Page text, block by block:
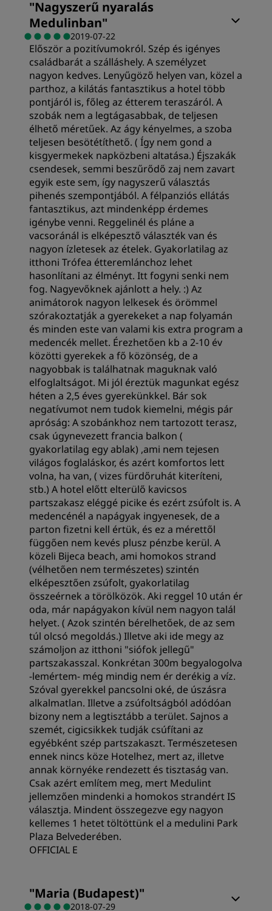
"Nagyszerű nyaralás
Medulinban"
2019-07-22
Először a pozitívumokról. Szép és igényes
családbarát a szálláshely. A személyzet
nagyon kedves. Lenyűgöző helyen van, közel a
parthoz, a kilátás fantasztikus a hotel több
pontjáról is, főleg az étterem teraszáról. A
szobák nem a legtágasabbak, de teljesen
élhető méretűek. Az ágy kényelmes, a szoba
teljesen besötétíthető. ( Így nem gond a
kisgyermekek napközbeni altatása.) Éjszakák
csendesek, semmi beszűrődő zaj nem zavart
egyik este sem, így nagyszerű választás
pihenés szempontjából. A félpanziós ellátás
fantasztikus, azt mindenképp érdemes
igénybe venni. Reggelinél és pláne a
vacsoránál is elképesztő választék van és
nagyon ízletesek az ételek. Gyakorlatilag az
itthoni Trófea étteremlánchoz lehet
hasonlítani az élményt. Itt fogyni senki nem
fog. Nagyevőknek ajánlott a hely. :) Az
animátorok nagyon lelkesek és örömmel
szórakoztatják a gyerekeket a nap folyamán
és minden este van valami kis extra program a
medencék mellet. Érezhetően kb a 2-10 év
közötti gyerekek a fő közönség, de a
nagyobbak is találhatnak maguknak való
elfoglaltságot. Mi jól éreztük magunkat egész
héten a 2,5 éves gyerekünkkel. Bár sok
negatívumot nem tudok kiemelni, mégis pár
apróság: A szobánkhoz nem tartozott terasz,
csak úgynevezett francia balkon (
gyakorlatilag egy ablak) ,ami nem tejesen
világos foglaláskor, és azért komfortos lett
volna, ha van, ( vizes fürdőruhát kiteríteni,
stb.) A hotel előtt elterülő kavicsos
partszakasz eléggé picike és ezért zsúfolt is. A
medencénél a napágyak ingyenesek, de a
parton fizetni kell értük, és ez a mérettől
függően nem kevés plusz pénzbe kerül. A
közeli Bijeca beach, ami homokos strand
(vélhetően nem természetes) szintén
elképesztően zsúfolt, gyakorlatilag
összeérnek a törölközök. Aki reggel 10 után ér
oda, már napágyakon kívül nem nagyon talál
helyet. ( Azok szintén bérelhetőek, de az sem
túl olcsó megoldás.) Illetve aki ide megy az
számoljon az itthoni "siófok jellegű"
partszakasszal. Konkrétan 300m begyalogolva
-lemértem- még mindig nem ér derékig a víz.
Szóval gyerekkel pancsolni oké, de úszásra
alkalmatlan. Illetve a zsúfoltságból adódóan
bizony nem a legtisztább a terület. Sajnos a
szemét, cigicsikkek tudják csúfítani az
egyébként szép partszakaszt. Természetesen
ennek nincs köze Hotelhez, mert az, illetve
annak környéke rendezett és tisztaság van.
Csak azért említem meg, mert Medulint
jellemzően mindenki a homokos strandért IS
választja. Mindent összegezve egy nagyon
kellemes 1 hetet töltöttünk el a medulini Park
Plaza Belvederében.
OFFICIAL E
"Maria (Budapest)"
2018-07-29